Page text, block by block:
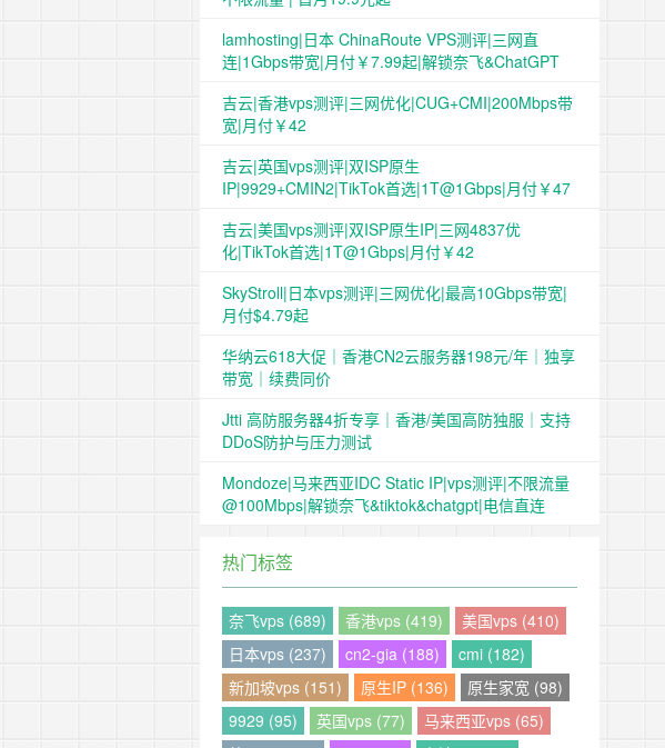
lamhosting|日本 ChinaRoute VPS测评|三网直
连|1Gbps带宽|月付￥7.99起|解锁奈飞&ChatGPT
吉云|香港vps测评|三网优化|CUG+CMI|200Mbps带
宽|月付￥42
吉云|英国vps测评|双ISP原生
IP|9929+CMIN2|TikTok首选|1T@1Gbps|月付￥47
吉云|美国vps测评|双ISP原生IP|三网4837优
化|TikTok首选|1T@1Gbps|月付￥42
SkyStroll|日本vps测评|三网优化|最高10Gbps带宽|
月付$4.79起
华纳云618大促｜香港CN2云服务器198元/年｜独享
带宽｜续费同价
Jtti 高防服务器4折专享｜香港/美国高防独服｜支持
DDoS防护与压力测试
Mondoze|马来西亚IDC Static IP|vps测评|不限流量
@100Mbps|解锁奈飞&tiktok&chatgpt|电信直连
热门标签
奈飞vps (689) 香港vps (419)
美国vps (410)
日本vps (237)
cn2-gia (188)
cmi (182)
新加坡vps (151)
原生IP (136)
原生家宽 (98)
9929 (95)
英国vps (77)
马来西亚vps (65)